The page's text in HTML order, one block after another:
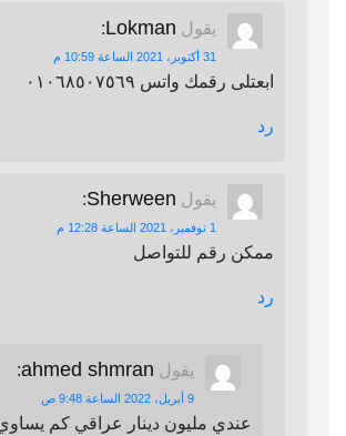
يقول Lokman
:
31 أكتوبر، 2021 الساعة 10:59 م
ابعتلى رقمك واتس ٠١٠٦٨٥٠٧٥٦٩
رد
يقول Sherween
:
1 نوفمبر، 2021 الساعة 12:28 م
ممكن رقم للتواصل
رد
يقول ahmed shmran
:
9 أبريل، 2022 الساعة 9:48 ص
عندي مليون دينار عراقي كم